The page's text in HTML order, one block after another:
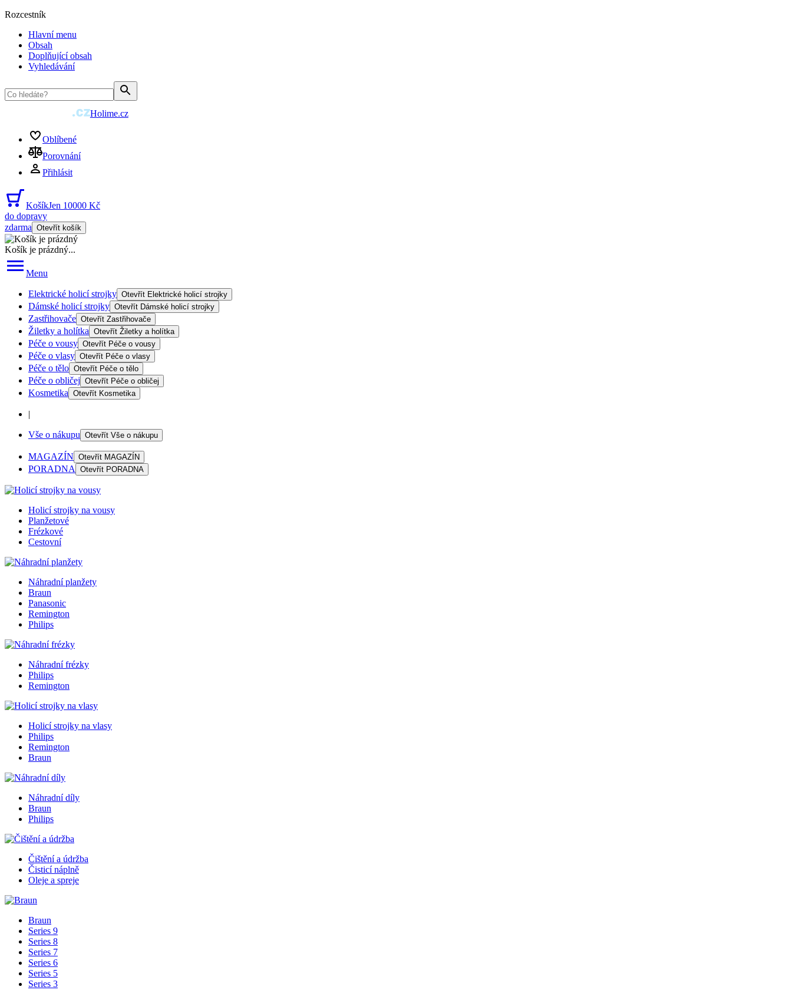
Rozcestník
Hlavní menu
Obsah
Doplňující obsah
Vyhledávání
Holime.cz
Oblíbené
Porovnání
Přihlásit
KošíkJen 10000 Kč
do dopravy
zdarma Otevřít košík
Košík je prázdný...
Menu
Elektrické holicí strojky Otevřít Elektrické holicí strojky
Dámské holicí strojky Otevřít Dámské holicí strojky
Zastřihovače Otevřít Zastřihovače
Žiletky a holítka Otevřít Žiletky a holítka
Péče o vousy Otevřít Péče o vousy
Péče o vlasy Otevřít Péče o vlasy
Péče o tělo Otevřít Péče o tělo
Péče o obličej Otevřít Péče o obličej
Kosmetika Otevřít Kosmetika
|
Vše o nákupu Otevřít Vše o nákupu
MAGAZÍN Otevřít MAGAZÍN
PORADNA Otevřít PORADNA
Holicí strojky na vousy
Planžetové
Frézkové
Cestovní
Náhradní planžety
Braun
Panasonic
Remington
Philips
Náhradní frézky
Philips
Remington
Holicí strojky na vlasy
Philips
Remington
Braun
Náhradní díly
Braun
Philips
Čištění a údržba
Čisticí náplně
Oleje a spreje
Braun
Series 9
Series 8
Series 7
Series 6
Series 5
Series 3